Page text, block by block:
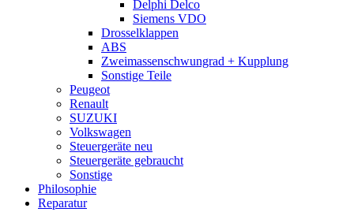
Delphi Delco
Siemens VDO
Drosselklappen
ABS
Zweimassenschwungrad + Kupplung
Sonstige Teile
Peugeot
Renault
SUZUKI
Volkswagen
Steuergeräte neu
Steuergeräte gebraucht
Sonstige
Philosophie
Reparatur